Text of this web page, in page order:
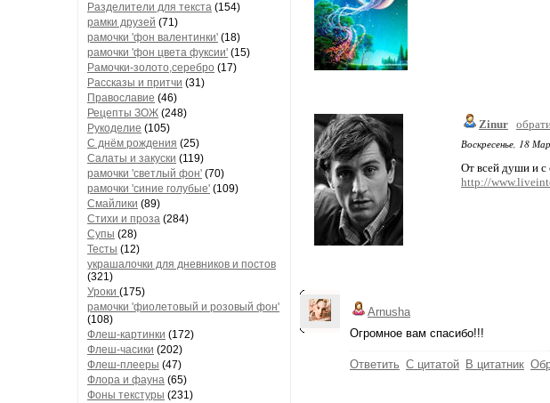
Разделители для текста (154)
рамки друзей (71)
рамочки 'фон валентинки' (18)
рамочки 'фон цвета фуксии' (15)
Рамочки-золото,серебро (17)
Рассказы и притчи (31)
Православие (46)
Рецепты ЗОЖ (248)
Рукоделие (105)
С днём рождения (25)
Салаты и закуски (119)
рамочки 'светлый фон' (70)
рамочки 'синие голубые' (109)
Смайлики (89)
Стихи и проза (284)
Супы (28)
Тесты (12)
украшалочки для дневников и постов
(321)
Уроки (175)
рамочки 'фиолетовый и розовый фон'
(108)
Флеш-картинки (172)
Флеш-часики (202)
Флеш-плееры (47)
Флора и фауна (65)
Фоны текстуры (231)
Zinur
Воскресенье, 18
От всей души и с
http://
Arnusha
Огромное вам спасибо!!!
Ответить С цитатой В цитатник